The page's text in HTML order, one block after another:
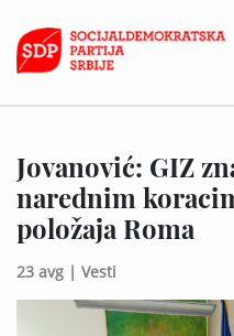
Jovanović: GIZ
narednim
položaja Roma
23 avg | Vesti